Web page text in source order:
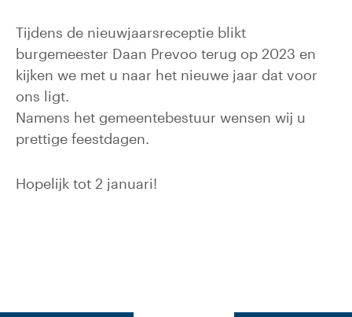
Tijdens de nieuwjaarsreceptie blikt
burgemeester Daan Prevoo terug op 2023 en
kijken we met u naar het nieuwe jaar dat voor
ons ligt.
Namens het gemeentebestuur wensen wij u
prettige feestdagen.
Hopelijk tot 2 januari!